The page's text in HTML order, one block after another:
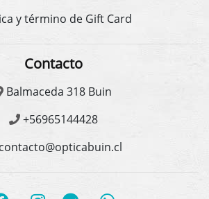
y término de Gift Card
Contacto
Balmaceda 318 Buin
+56965144428